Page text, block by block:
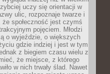
uczy się orientacji w
ulic, rozpoznaje twarze i
społeczność jest czymś
pojęciem. Młodzi
o wyjeździe, o większych
gdzie indziej i jest w tym
z biegiem czasu wielu z
że miejsce, z którego
w nich trwały ślad. Nawet